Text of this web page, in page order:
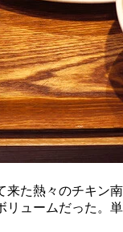
来た熱々のチキン南
リュームだった。単